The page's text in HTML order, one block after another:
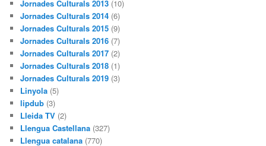
Jornades Culturals 2013 (10)
Jornades Culturals 2014 (6)
Jornades Culturals 2015 (9)
Jornades Culturals 2016 (7)
Jornades Culturals 2017 (2)
Jornades Culturals 2018 (1)
Jornades Culturals 2019 (3)
Linyola (5)
lipdub (3)
Lleida TV (2)
Llengua Castellana (327)
Llengua catalana (770)